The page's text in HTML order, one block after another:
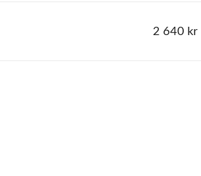
2 640 kr